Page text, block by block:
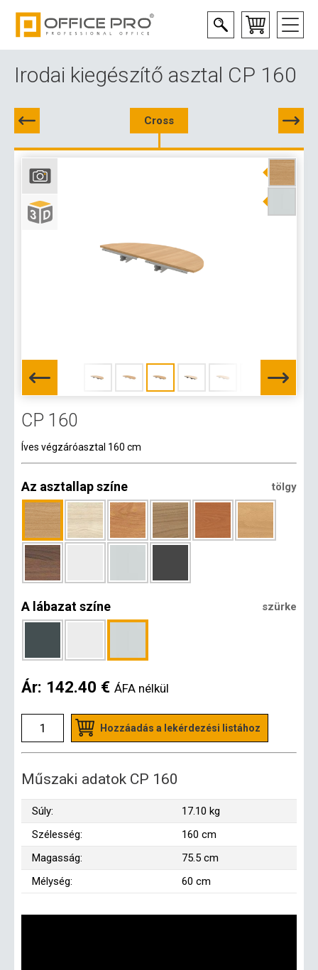
Irodai kiegészítő asztal CP 160
Cross
CP 160
Íves végzáróasztal 160 cm
Az asztallap színe tölgy
A lábazat színe szürke
Ár: 142.40 € ÁFA nélkül
Hozzáadás a lekérdezési listához
Műszaki adatok CP 160
Súly:
17.10 kg
Szélesség:
160 cm
Magasság:
75.5 cm
Mélység:
60 cm